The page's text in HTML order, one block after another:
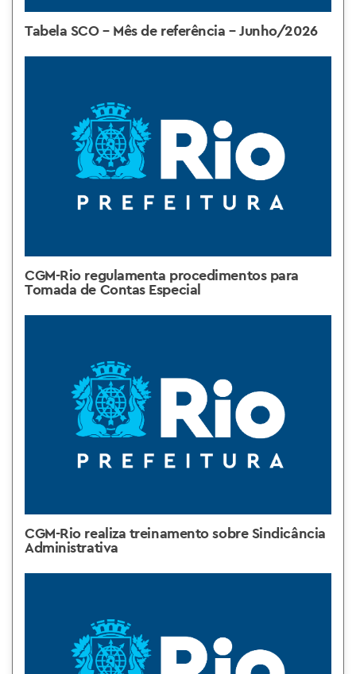
Tabela SCO – Mês de referência – Junho/2026
CGM-Rio regulamenta procedimentos para
Tomada de Contas Especial
CGM-Rio realiza treinamento sobre Sindicância
Administrativa